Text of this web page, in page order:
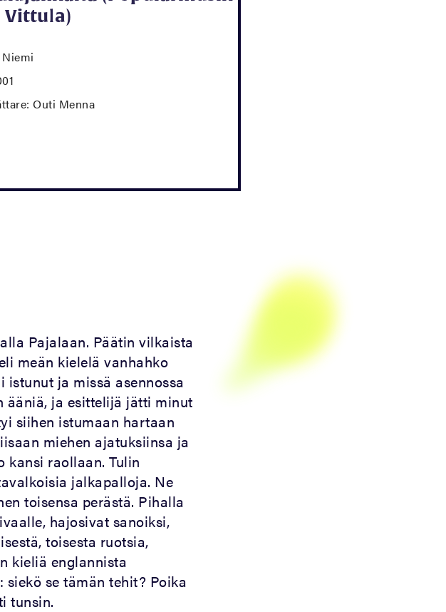
Vittula)
Outi Menna
Pajalaan. Päätin vilkaista
meän kielelä vanhahko
ja missä asennossa
ääniä, ja esittelijä jätti minut
siihen istumaan hartaan
miehen ajatuksiinsa ja
kansi raollaan. Tulin
jalkapalloja. Ne
toisensa perästä. Pihalla
hajosivat sanoiksi,
toisesta ruotsia,
kieliä englannista
se tämän tehit? Poika
tunsin.